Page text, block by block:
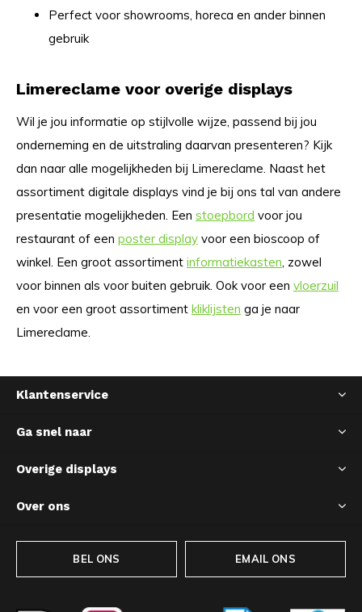
Perfect voor showrooms, horeca en ander binnen
gebruik
Limereclame voor overige displays
Wil je jou informatie op stijlvolle wijze, passend bij jou
onderneming en de uitstraling daarvan presenteren? Kijk
dan naar alle mogelijkheden bij Limereclame. Naast het
assortiment digitale displays vind je bij ons tal van andere
presentatie mogelijkheden. Een stoepbord voor jou
restaurant of een poster display voor een bioscoop of
winkel. Een groot assortiment informatiekasten , zowel
voor binnen als voor buiten gebruik. Ook voor een vloerzuil
en voor een groot assortiment kliklijsten ga je naar
Limereclame.
Klantenservice
Ga snel naar
Overige displays
Over ons
BEL ONS EMAIL ONS